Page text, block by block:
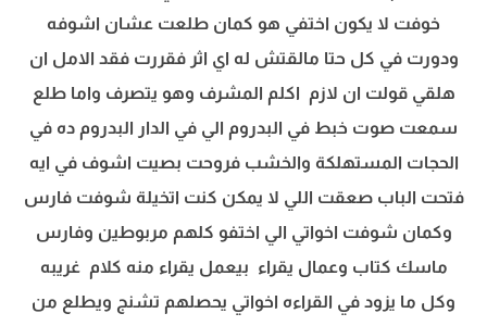
خوفت لا يكون اختفي هو كمان طلعت عشان اشوفه
ودورت في كل حتا مالقتش له اي اثر فقررت فقد الامل ان
هلقي قولت ان لازم اكلم المشرف وهو يتصرف واما طلع
سمعت صوت خبط في البدروم الي في الدار البدروم ده في
الحجات المستهلكة والخشب فروحت بصيت اشوف في ايه
فتحت الباب صعقت اللي لا يمكن كنت اتخيلة شوفت فارس
وكمان شوفت اخواتي الي اختفو كلهم مربوطين وفارس
ماسك كتاب وعمال يقراء بيعمل يقراء منه كلام غريبه
وكل ما يزود في القراءه اخواتي يحصلهم تشنج ويطلع من